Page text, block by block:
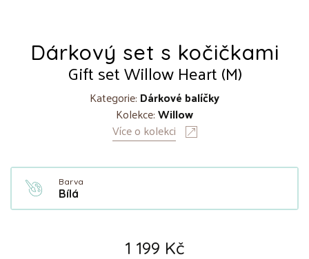
Dárkový set s kočičkami
Gift set Willow Heart (M)
Kategorie: Dárkové balíčky
Kolekce:Willow
Více o kolekci
Barva
Bílá
1 199 Kč